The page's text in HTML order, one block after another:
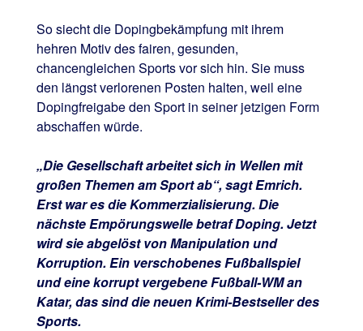
So siecht die Dopingbekämpfung mit ihrem
hehren Motiv des fairen, gesunden,
chancengleichen Sports vor sich hin. Sie muss
den längst verlorenen Posten halten, weil eine
Dopingfreigabe den Sport in seiner jetzigen Form
abschaffen würde.
„Die Gesellschaft arbeitet sich in Wellen mit
großen Themen am Sport ab“, sagt Emrich.
Erst war es die Kommerzialisierung. Die
nächste Empörungswelle betraf Doping. Jetzt
wird sie abgelöst von Manipulation und
Korruption. Ein verschobenes Fußballspiel
und eine korrupt vergebene Fußball-WM an
Katar, das sind die neuen Krimi-Bestseller des
Sports.